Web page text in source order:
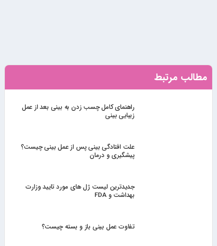
مطالب مرتبط
راهنمای کامل چسب زدن به بینی بعد از عمل
زیبایی بینی
علت افتادگی بینی پس از عمل بینی چیست؟
پیشگیری و درمان
جدیدترین لیست ژل های مورد تایید وزارت
بهداشت و FDA
تفاوت عمل بینی باز و بسته چیست؟